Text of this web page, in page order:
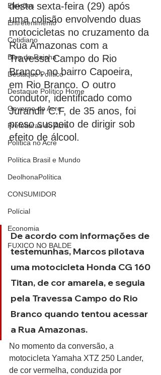
Eleições
Entretenimento
Cotidiano
Blog da Rainha
Destaque Político
Destaque Político Home
Governo do Acre
Prefeituras do Acre
Política no Acre
Política Brasil e Mundo
DeolhonaPolítica
CONSUMIDOR
Polícial
Economia
FUXICO NO BALDE
desta sexta-feira (29) após
uma colisão envolvendo duas
motocicletas no cruzamento da
Rua Amazonas com a
Travessa Campo do Rio
Branco, no bairro Capoeira,
em Rio Branco. O outro
condutor, identificado como
Jurandir C.F, de 35 anos, foi
preso suspeito de dirigir sob
efeito de álcool.
De acordo com informações de
testemunhas, Marcos pilotava
uma motocicleta Honda CG 160
Titan, de cor amarela, e seguia
pela Travessa Campo do Rio
Branco quando tentou acessar
a Rua Amazonas.
No momento da conversão, a
motocicleta Yamaha XTZ 250 Lander,
de cor vermelha, conduzida por